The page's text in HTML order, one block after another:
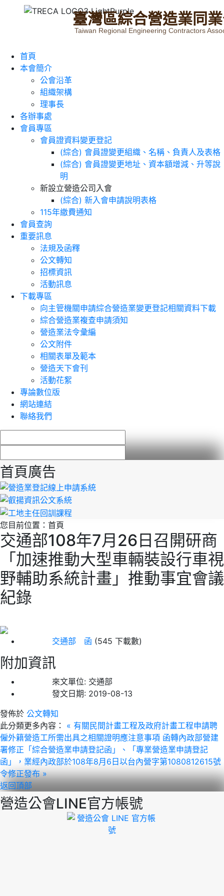
臺灣區綜合營造業同業
Taiwan Regional Engineering Contractors
首頁
本會簡介
公會沿革
組織架構
理事長
各辦事處
會員專區
會員證資料變更登記
(綜合) 會員證變更組織、名稱、負責人及表格
(綜合) 會員證變更地址、資本額增減、升等說
明
新設立營造公司入會
(綜合) 新入會申請說明表格
115年繳費通知
會員查詢
重要訊息
法規及函釋
公文轉知
招標資訊
活動訊息
下載專區
向主管機關申請綜合營造業變更登記相關資料下載
綜合營造業複查申請須知
營造業法令彙編
公文附件
相關表單及範本
營造天下會刊
活動花絮
專論數位版
網站連結
聯絡我們
首頁廣告
您目前位置： 首頁
交通部108年7月26日召開研商
「加速推動大型車輛裝設行車視
野輔助系統計畫」推動事宜會議
紀錄
交通部 函 (545 下載數)
附加資訊
來文單位: 交通部
發文日期: 2019-08-13
發佈於 公文轉知
此分類更多內容：
« 有關民間計畫工程及政府計畫工程申請聘
僱外籍營造工所需出具之相關證明應注意事項 函轉內政部營建
署修正「綜合營造業申請登記函」、「專業營造業申請登記
函」，業經內政部於108年8月6日以台內營字第1080812615號
令修正發布 »
返回頂部
營造公會LINE官方帳號